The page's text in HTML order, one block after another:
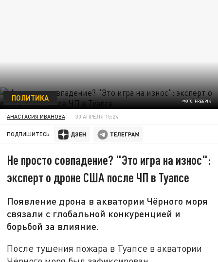
ФОТО: FREEPIK
ПОЛИТИКА
АНАСТАСИЯ ИВАНОВА 30 АПРЕЛЯ 15:24
ПОДПИШИТЕСЬ:
Не просто совпадение? "Это игра на износ":
эксперт о дроне США после ЧП в Туапсе
Появление дрона в акватории Чёрного моря
связали с глобальной конкуренцией и
борьбой за влияние.
После тушения пожара в Туапсе в акватории